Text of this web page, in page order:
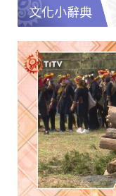
文化小辭典